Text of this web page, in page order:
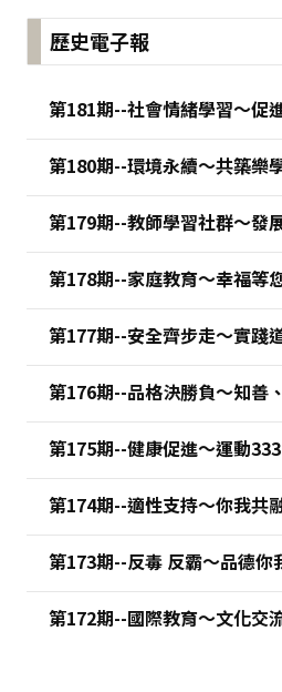
歷史電子報
第181期--社會情緒學習～促
第180期--環境永續～共築樂
第179期--教師學習社群～發
第178期--家庭教育～幸福等
第177期--安全齊步走～實踐
第176期--品格決勝負～知善
第175期--健康促進～運動333
第174期--適性支持～你我共
第173期--反毒 反霸～品德你
第172期--國際教育～文化交